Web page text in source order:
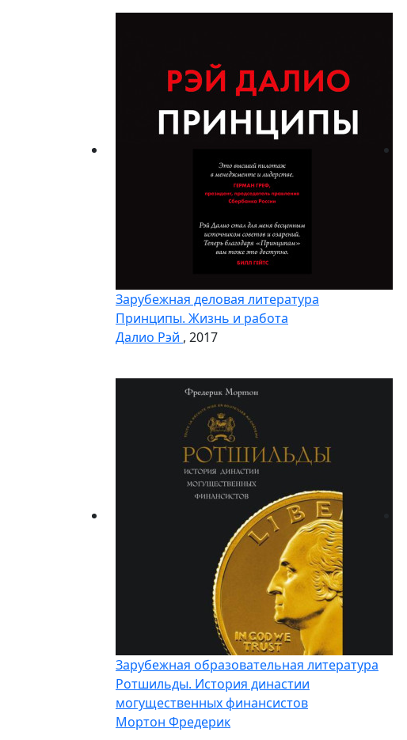
Зарубежная деловая литература
Принципы. Жизнь и работа
Далио Рэй , 2017
Зарубежная образовательная литература
Ротшильды. История династии
могущественных финансистов
Мортон Фредерик